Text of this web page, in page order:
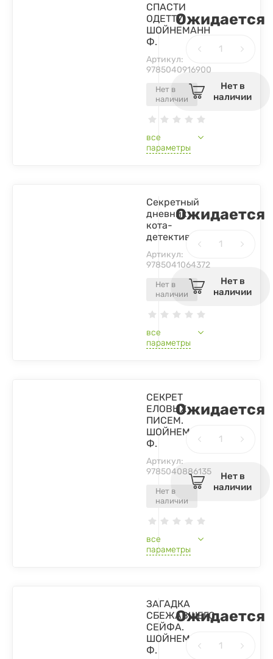
Нет в
наличии
СПАСТИ
ОДЕТТУ.
ШОЙНЕМАНН
Ф.
Артикул:
9785040916900
все
параметры
Ожидается
Нет в
наличии
Нет в
наличии
Секретный
дневник
кота-
детектива
Артикул:
9785041064372
все
параметры
Ожидается
Нет в
наличии
Нет в
наличии
СЕКРЕТ
ЕЛОВЫХ
ПИСЕМ.
ШОЙНЕМАНН
Ф.
Артикул:
9785040886135
все
параметры
Ожидается
Нет в
наличии
ЗАГАДКА
СБЕЖАВШЕГО
СЕЙФА.
ШОЙНЕМАНН
Ф.
Ожидается